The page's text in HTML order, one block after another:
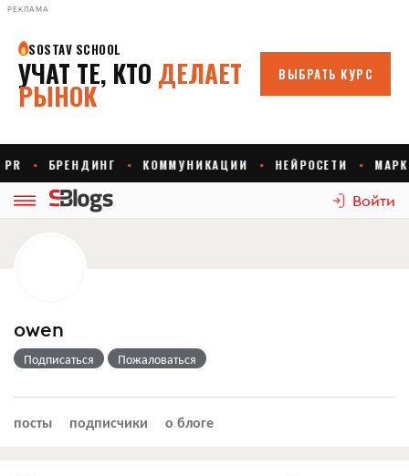
РЕКЛАМА
Войти
owen
Подписаться Пожаловаться
посты подписчики о блоге